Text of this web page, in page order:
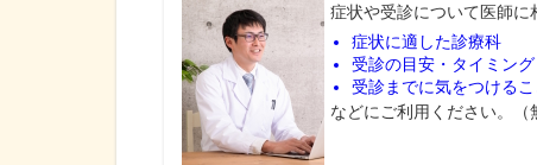
症状や受診について医師に
症状に適した診療科
受診の目安・タイミング
受診までに気をつけるこ
などにご利用ください。（